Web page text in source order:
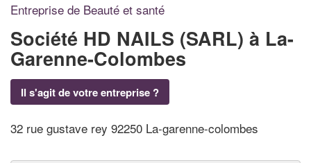
Entreprise de Beauté et santé
Société HD NAILS (SARL) à La-
Garenne-Colombes
Il s'agit de votre entreprise ?
32 rue gustave rey 92250 La-garenne-colombes